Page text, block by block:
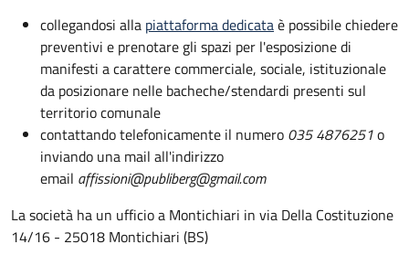
collegandosi alla piattaforma dedicataè possibile chiedere
preventivi e prenotare gli spazi per l'esposizione di
manifesti a carattere commerciale, sociale, istituzionale
da posizionare nelle bacheche/stendardi presenti sul
territorio comunale
contattando telefonicamente il numero 035 4876251o
inviando una mail all'indirizzo
email affissioni@publiberg@gmail.com
La società ha un ufficio a Montichiari in via Della Costituzione
14/16 - 25018 Montichiari (BS)